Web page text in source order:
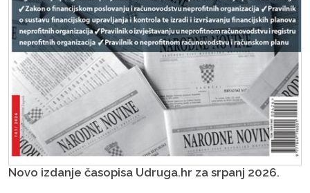
Novo izdanje časopisa Udruga.hr za srpanj 2026.